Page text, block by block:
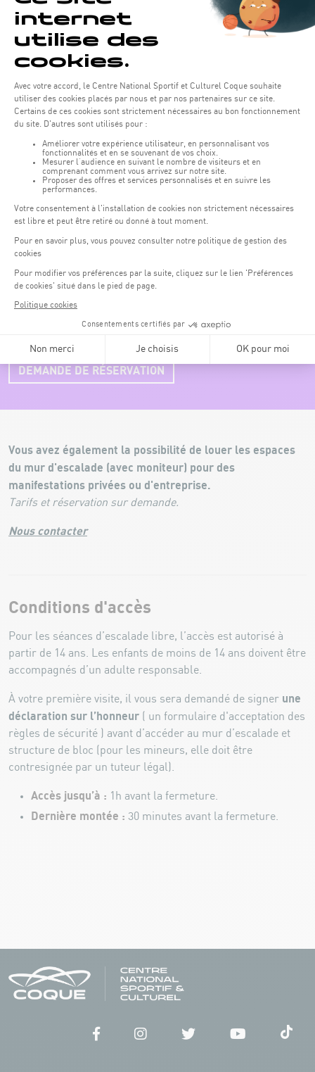
LOCATION D'ESPACE
ET ANNIVERSAIRES
enfants max, les samedis après-midi !
DEMANDE DE RÉSERVATION
Vous avez également la possibilité de louer les espaces
du mur d'escalade (avec moniteur) pour des
manifestations privées ou d'entreprise.
Tarifs et réservation sur demande.
Nous contacter
Conditions d'accès
Pour les séances d’escalade libre, l’accès est autorisé à
partir de 14 ans. Les enfants de moins de 14 ans doivent être
accompagnés d’un adulte responsable.
À votre première visite, il vous sera demandé de signer une
déclaration sur l’honneur ( un formulaire d'acceptation des
règles de sécurité ) avant d’accéder au mur d’escalade et
structure de bloc (pour les mineurs, elle doit être
contresignée par un tuteur légal).
Accès jusqu’à : 1h avant la fermeture.
Dernière montée : 30 minutes avant la fermeture.